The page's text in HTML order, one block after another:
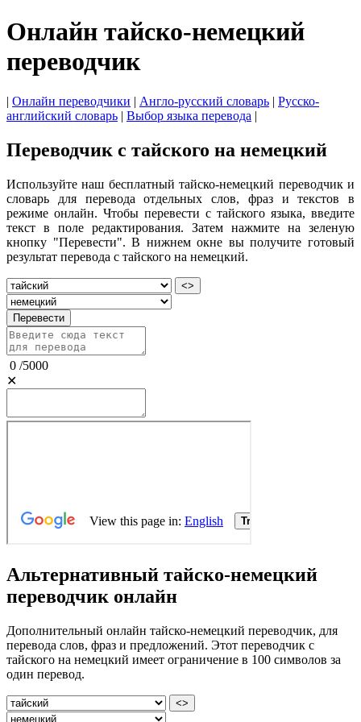
Онлайн тайско-немецкий
переводчик
| Онлайн переводчики | Англо-русский словарь | Русско-
английский словарь | Выбор языка перевода |
Переводчик с тайского на немецкий
Используйте наш бесплатный тайско-немецкий переводчик и
словарь для перевода отдельных слов, фраз и текстов в
режиме онлайн. Чтобы перевести с тайского языка, введите
текст в поле редактирования. Затем нажмите на зеленую
кнопку "Перевести". В нижнем окне вы получите готовый
результат перевода с тайского на немецкий.
<>
Перевести
0 /5000
✕
Альтернативный тайско-немецкий
переводчик онлайн
Дополнительный онлайн тайско-немецкий переводчик, для
перевода слов, фраз и предложений. Этот переводчик с
тайского на немецкий имеет ограничение в 100 символов за
один перевод.
<>